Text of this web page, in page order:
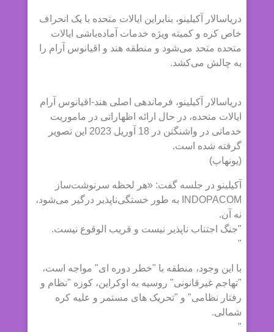
دریاسالار آکیلینو، بنابراین ایالات متحده با یک انحراف
خاص کره و کمیته ویژه خدمات آماده‌باشی ایالات
متحده متحد می‌شود و منطقه هند و اقیانوس آرام را
به چالش می‌کشد.
دریاسالار آکیلینو، فرماندهی اصلی هند-اقیانوس آرام
ایالات متحده، در حال ارائه اظهاراتی در ماموریت
خدماتی در واشنگتن در 18 آوریل 2023 این تصویر
گرفته شده است.
(یونهاپ)
آکیلینو در جلسه گفت: «هر لحظه سرنوشت‌ساز
INDOPACOM به طور خستگی‌ناپذیر درگیر می‌شود،
نه آن.
"جنگ اجتناب ناپذیر نیست و قریب الوقوع نیست.
"
با این وجود، منطقه با "خطر دوره ای" مواجه است،
"تهاجم غیرقانونی" روسیه به اوکراین، کوزه "نظام و
رفتار نظامی" و "تحریک های مستمر و علیه کره
شمالی.
"